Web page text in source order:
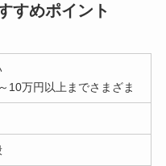
すめポイント
10万円以上までさまざま